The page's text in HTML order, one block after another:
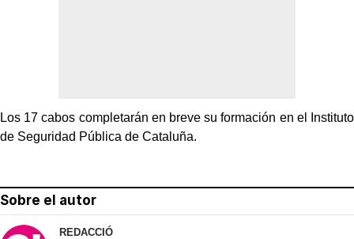
Los 17 cabos completarán en breve su formación en el Instituto
de Seguridad Pública de Cataluña.
Sobre el autor
REDACCIÓ